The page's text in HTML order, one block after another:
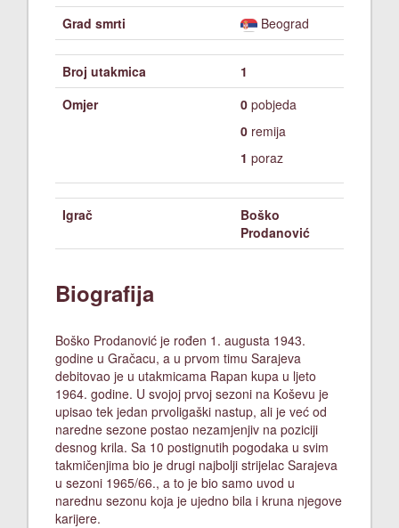
Grad smrti
Beograd
Broj utakmica
1
Omjer
0 pobjeda
0 remija
1 poraz
Igrač
Boško
Prodanović
Biografija
Boško Prodanović je rođen 1. augusta 1943.
godine u Gračacu, a u prvom timu Sarajeva
debitovao je u utakmicama Rapan kupa u ljeto
1964. godine. U svojoj prvoj sezoni na Koševu je
upisao tek jedan prvoligaški nastup, ali je već od
naredne sezone postao nezamjenjiv na poziciji
desnog krila. Sa 10 postignutih pogodaka u svim
takmičenjima bio je drugi najbolji strijelac Sarajeva
u sezoni 1965/66., a to je bio samo uvod u
narednu sezonu koja je ujedno bila i kruna njegove
karijere.